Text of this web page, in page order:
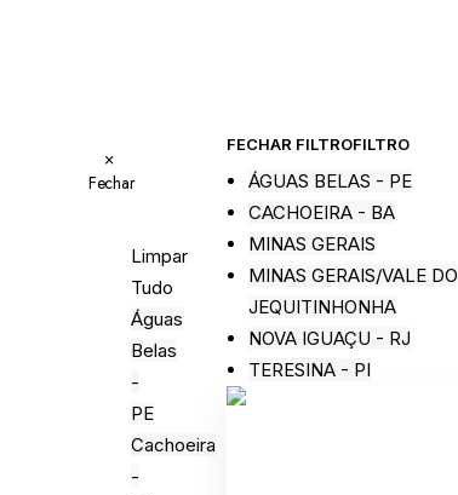
×
Fechar
Limpar
Tudo
Águas
Belas
-
PE
Cachoeira
-
FECHAR FILTROFILTRO
ÁGUAS BELAS - PE
CACHOEIRA - BA
MINAS GERAIS
MINAS GERAIS/VALE DO
JEQUITINHONHA
NOVA IGUAÇU - RJ
TERESINA - PI